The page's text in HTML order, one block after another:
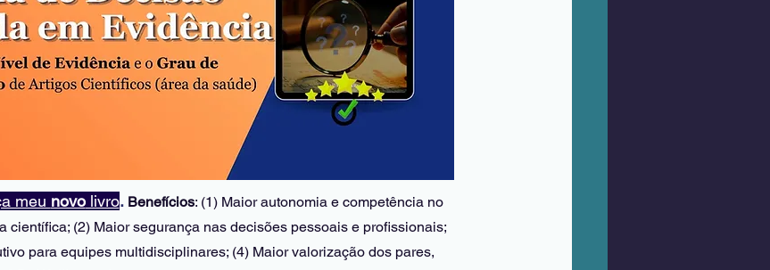
meu novo livro. Benefícios: (1) Maior autonomia e competência no
científica; (2) Maior segurança nas decisões pessoais e profissionais;
para equipes multidisciplinares; (4) Maior valorização dos pares,